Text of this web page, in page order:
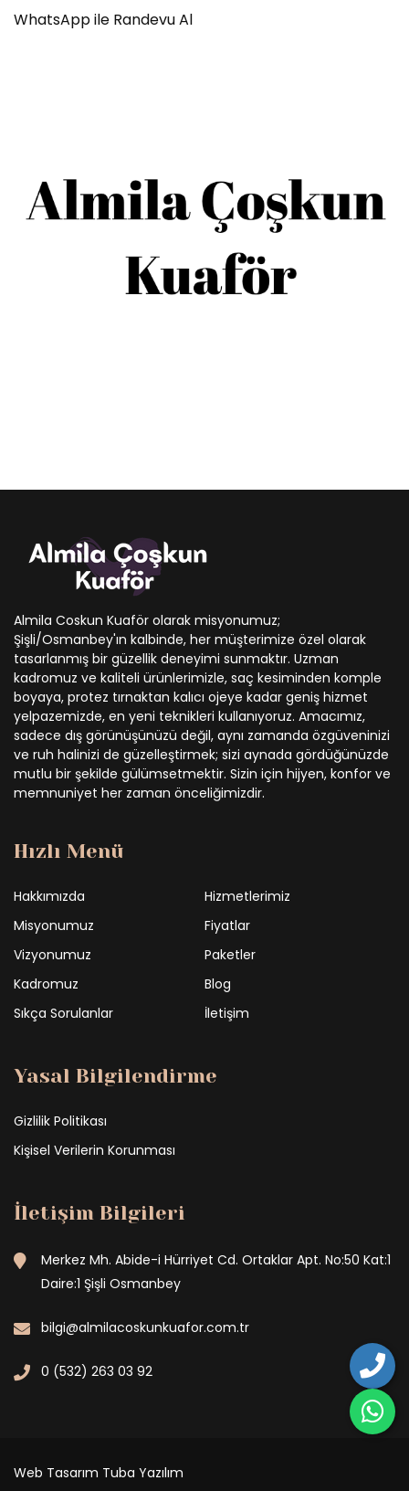
WhatsApp ile Randevu Al
Almila Coskun Kuaför olarak misyonumuz;
Şişli/Osmanbey'ın kalbinde, her müşterimize özel olarak
tasarlanmış bir güzellik deneyimi sunmaktır. Uzman
kadromuz ve kaliteli ürünlerimizle, saç kesiminden komple
boyaya, protez tırnaktan kalıcı ojeye kadar geniş hizmet
yelpazemizde, en yeni teknikleri kullanıyoruz. Amacımız,
sadece dış görünüşünüzü değil, aynı zamanda özgüveninizi
ve ruh halinizi de güzelleştirmek; sizi aynada gördüğünüzde
mutlu bir şekilde gülümsetmektir. Sizin için hijyen, konfor ve
memnuniyet her zaman önceliğimizdir.
Hızlı Menü
Hakkımızda
Hizmetlerimiz
Misyonumuz
Fiyatlar
Vizyonumuz
Paketler
Kadromuz
Blog
Sıkça Sorulanlar
İletişim
Yasal Bilgilendirme
Gizlilik Politikası
Kişisel Verilerin Korunması
İletişim Bilgileri
Merkez Mh. Abide-i Hürriyet Cd. Ortaklar Apt. No:50 Kat:1
Daire:1 Şişli Osmanbey
bilgi@almilacoskunkuafor.com.tr
0 (532) 263 03 92
Web Tasarım Tuba Yazılım